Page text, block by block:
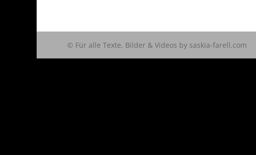
© Für alle Texte, Bilder & Videos by saskia-farell.com